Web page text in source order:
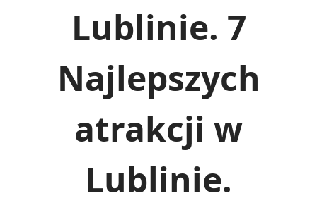
Lublinie. 7
Najlepszych
atrakcji w
Lublinie.